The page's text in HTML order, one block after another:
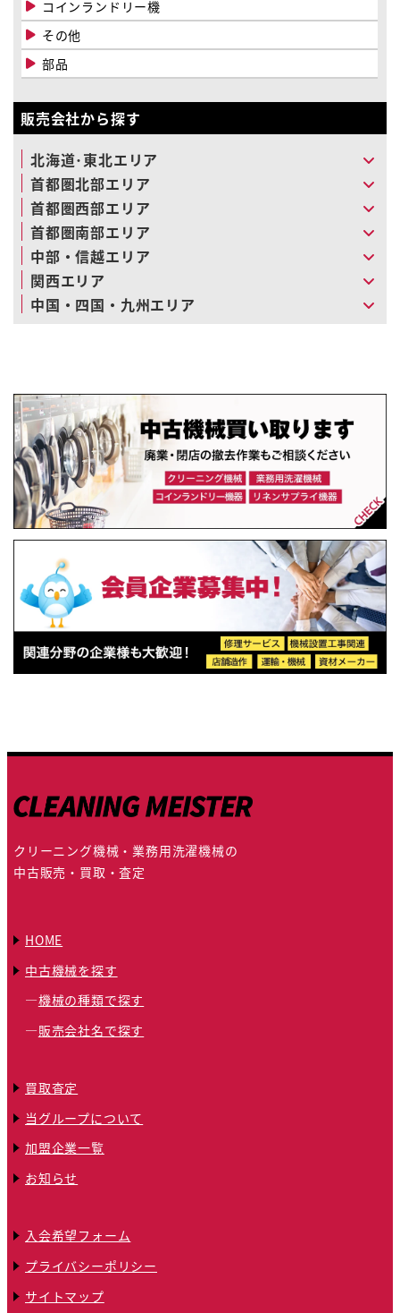
コインランドリー機
その他
部品
販売会社から探す
北海道･東北エリア
首都圏北部エリア
首都圏西部エリア
首都圏南部エリア
中部・信越エリア
関西エリア
中国・四国・九州エリア
クリーニング機械・業務用洗濯機械の
中古販売・買取・査定
HOME
中古機械を探す
機械の種類で探す
販売会社名で探す
買取査定
当グループについて
加盟企業一覧
お知らせ
入会希望フォーム
プライバシーポリシー
サイトマップ